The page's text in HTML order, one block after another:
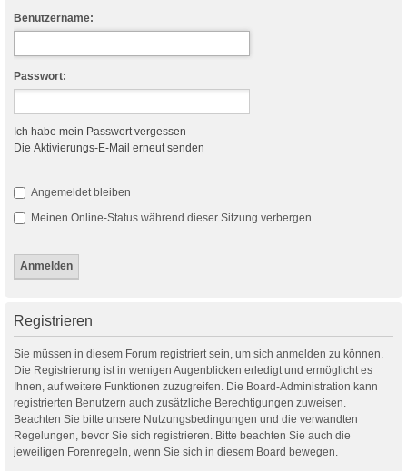
Benutzername:
Passwort:
Ich habe mein Passwort vergessen
Die Aktivierungs-E-Mail erneut senden
Angemeldet bleiben
Meinen Online-Status während dieser Sitzung verbergen
Registrieren
Sie müssen in diesem Forum registriert sein, um sich anmelden zu können.
Die Registrierung ist in wenigen Augenblicken erledigt und ermöglicht es
Ihnen, auf weitere Funktionen zuzugreifen. Die Board-Administration kann
registrierten Benutzern auch zusätzliche Berechtigungen zuweisen.
Beachten Sie bitte unsere Nutzungsbedingungen und die verwandten
Regelungen, bevor Sie sich registrieren. Bitte beachten Sie auch die
jeweiligen Forenregeln, wenn Sie sich in diesem Board bewegen.